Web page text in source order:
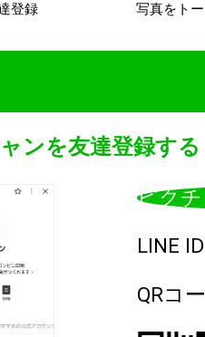
登録 写真をト
ンを友達登録する
ピク
LINE
QRコ